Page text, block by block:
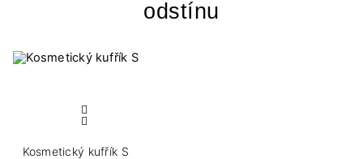
odstínu
Kosmetický kufřík S